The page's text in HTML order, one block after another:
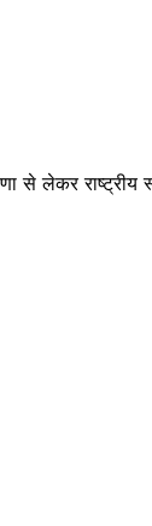
लेकर राष्ट्रीय